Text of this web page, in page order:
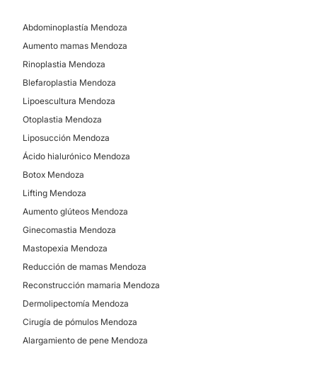
Abdominoplastía Mendoza
Aumento mamas Mendoza
Rinoplastia Mendoza
Blefaroplastia Mendoza
Lipoescultura Mendoza
Otoplastia Mendoza
Liposucción Mendoza
Ácido hialurónico Mendoza
Botox Mendoza
Lifting Mendoza
Aumento glúteos Mendoza
Ginecomastia Mendoza
Mastopexia Mendoza
Reducción de mamas Mendoza
Reconstrucción mamaria Mendoza
Dermolipectomía Mendoza
Cirugía de pómulos Mendoza
Alargamiento de pene Mendoza